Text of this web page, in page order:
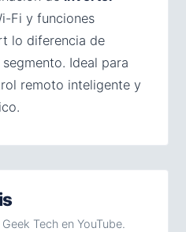
Fi y funciones
lo diferencia de
Ideal para
remoto inteligente y
Tech en YouTube.